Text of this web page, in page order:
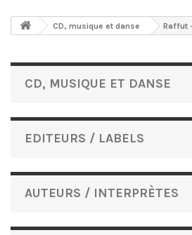
CD, musique et danse Raffut
CD, MUSIQUE ET DANSE
EDITEURS / LABELS
AUTEURS / INTERPRÈTES